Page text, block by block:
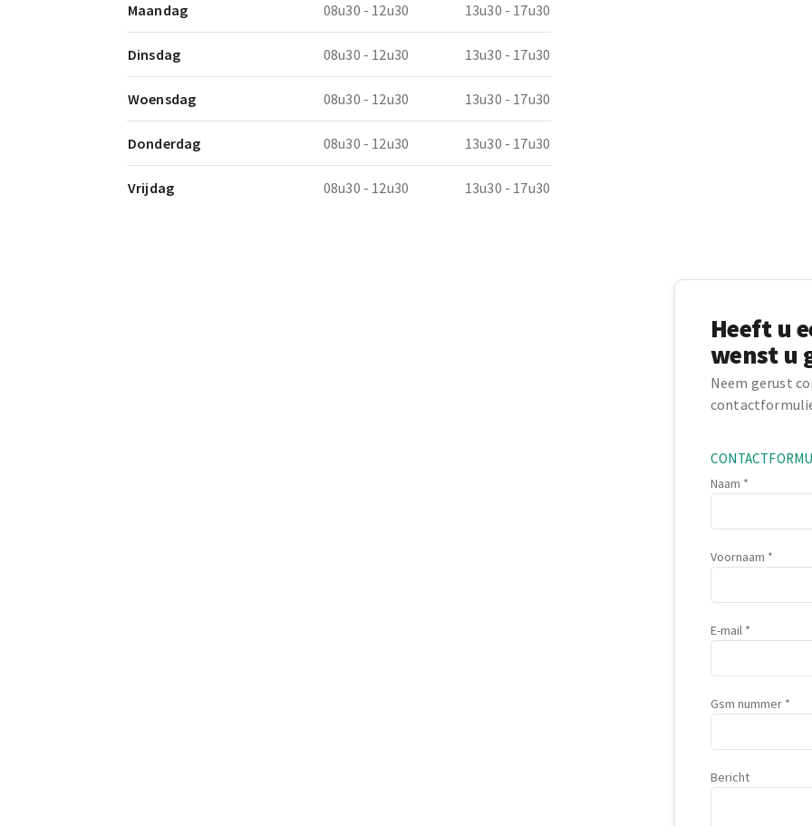
Maandag 08u30 - 12u30 13u30 - 17u30
Dinsdag 08u30 - 12u30 13u30 - 17u30
Woensdag 08u30 - 12u30 13u30 - 17u30
Donderdag 08u30 - 12u30 13u30 - 17u30
Vrijdag 08u30 - 12u30 13u30 - 17u30
Heeft u
wenst u
Neem gerust
Naam
Voornaam
E-mail
Gsm nummer
Bericht